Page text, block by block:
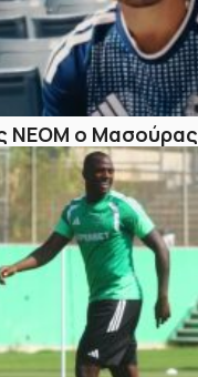
ΝΕΟΜ ο Μασούρας